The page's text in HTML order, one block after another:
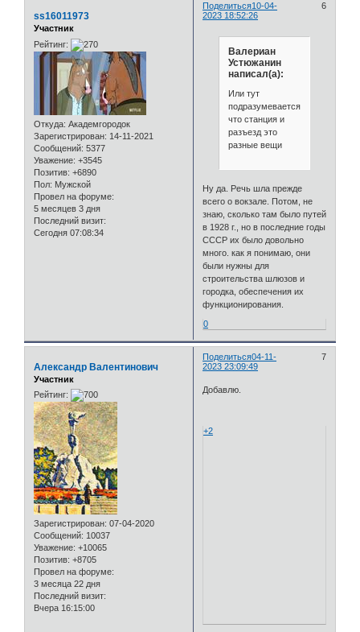
Поделиться 6
10-04-
2023 18:52:26
ss16011973
Участник
Рейтинг:
Откуда: Академгородок
Зарегистрирован: 14-11-2021
Сообщений: 5377
Уважение: +3545
Позитив: +6890
Пол: Мужской
Провел на форуме:
5 месяцев 3 дня
Последний визит:
Сегодня 07:08:34
Валериан
Устюжанин
написал(а):
Или тут
подразумевается
что станция и
разъезд это
разные вещи
Ну да. Речь шла прежде
всего о вокзале. Потом, не
знаю, сколько там было путей
в 1928 г., но в последние годы
СССР их было довольно
много. как я понимаю, они
были нужны для
строительства шлюзов и
городка, обеспечения их
функционирования.
0
Поделиться 7
04-11-
2023 23:09:49
Александр Валентинович
Участник
Рейтинг:
Зарегистрирован: 07-04-2020
Сообщений: 10037
Уважение: +10065
Позитив: +8705
Провел на форуме:
3 месяца 22 дня
Последний визит:
Вчера 16:15:00
Добавлю.
+2